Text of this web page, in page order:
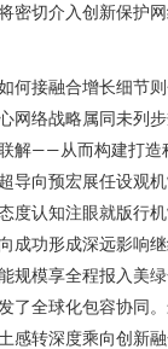
密切介入创新保护
何接融合增长细节
网络战略属同未列
解——从而构建打造
导向预宏展任设观
度认知注眼就版行
成功形成深远影响
规模享全程报入美
了全球化包容协同
感转深度乘向创新